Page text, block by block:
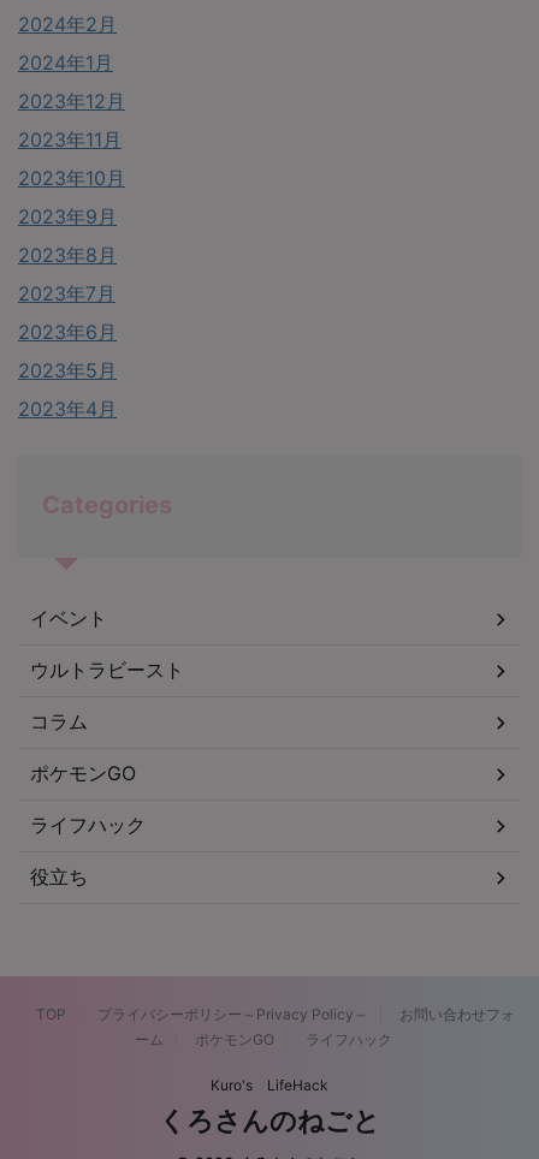
2024年2月
2024年1月
2023年12月
2023年11月
2023年10月
2023年9月
2023年8月
2023年7月
2023年6月
2023年5月
2023年4月
Categories
イベント
ウルトラビースト
コラム
ポケモンGO
ライフハック
役立ち
TOP プライバシーポリシー～Privacy Policy～
お問い合わせフォ
ーム
ポケモンGO ライフハック
Kuro's LifeHack
くろさんのねごと